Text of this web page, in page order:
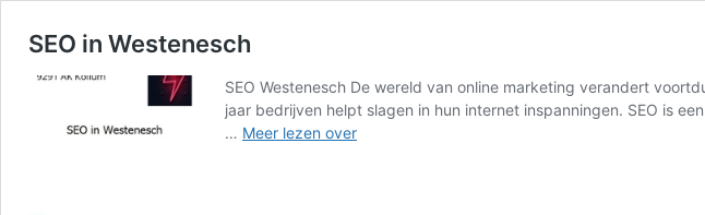
SEO in Westenesch
SEO Westenesch De wereld van online marketing verandert
jaar bedrijven helpt slagen in hun internet inspanningen. SEO is
… Meer lezen overSEO